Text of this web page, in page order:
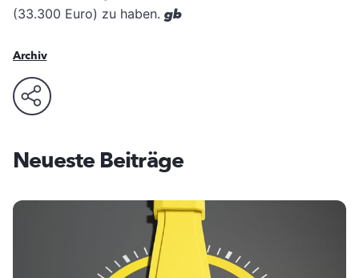
(33.300 Euro) zu haben. gb
Archiv
Neueste Beiträge